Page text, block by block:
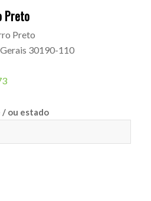
Preto
Preto
30190-110
/ ou estado